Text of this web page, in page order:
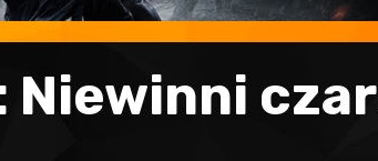
Niewinni